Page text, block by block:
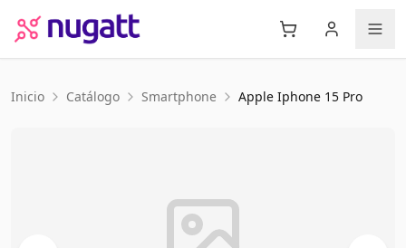
Inicio Catálogo Smartphone Apple Iphone 15 Pro